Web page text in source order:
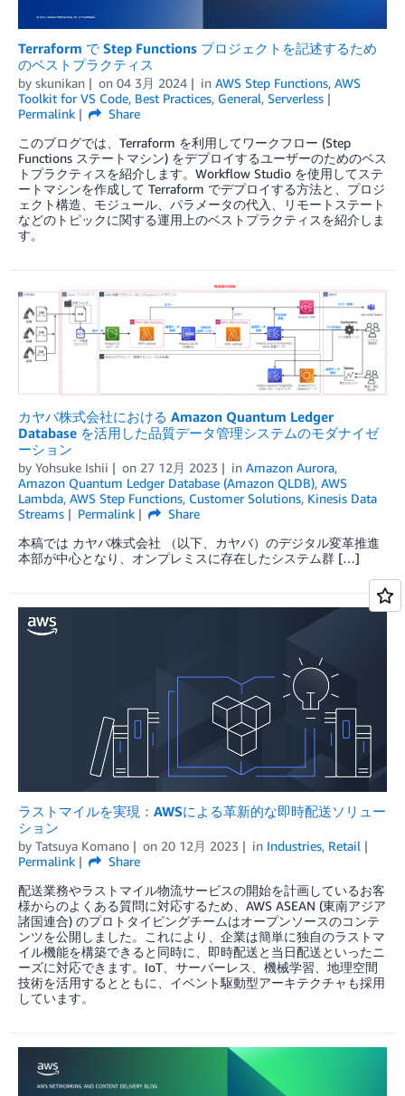
Terraform で Step Functions プロジェクトを記述するため
のベストプラクティス
by skunikan on 04 3月 2024 in AWS Step Functions, AWS
Toolkit for VS Code, Best Practices, General, Serverless
Permalink
Share
このブログでは、Terraform を利用してワークフロー (Step
Functions ステートマシン) をデプロイするユーザーのためのベス
トプラクティスを紹介します。Workflow Studio を使用してステ
ートマシンを作成して Terraform でデプロイする方法と、プロジ
ェクト構造、モジュール、パラメータの代入、リモートステート
などのトピックに関する運用上のベストプラクティスを紹介しま
す。
カヤバ株式会社における Amazon Quantum Ledger
Database を活用した品質データ管理システムのモダナイゼ
ーション
by Yohsuke Ishii on 27 12月 2023 in Amazon Aurora,
Amazon Quantum Ledger Database (Amazon QLDB), AWS
Lambda, AWS Step Functions, Customer Solutions, Kinesis Data
Streams
Permalink
Share
本稿では カヤバ株式会社 （以下、カヤバ）のデジタル変革推進
本部が中心となり、オンプレミスに存在したシステム群 […]
ラストマイルを実現：AWSによる革新的な即時配送ソリュー
ション
by Tatsuya Komano on 20 12月 2023 in Industries, Retail
Permalink
Share
配送業務やラストマイル物流サービスの開始を計画しているお客
様からのよくある質問に対応するため、AWS ASEAN (東南アジア
諸国連合) のプロトタイピングチームはオープンソースのコンテ
ンツを公開しました。これにより、企業は簡単に独自のラストマ
イル機能を構築できると同時に、即時配送と当日配送といったニ
ーズに対応できます。IoT、サーバーレス、機械学習、地理空間
技術を活用するとともに、イベント駆動型アーキテクチャも採用
しています。